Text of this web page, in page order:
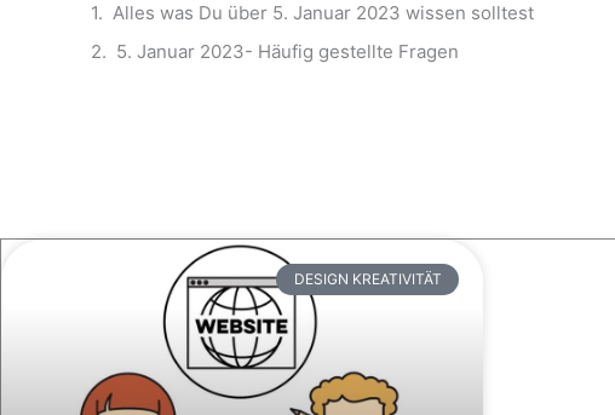
Alles was Du über 5. Januar 2023 wissen solltest
5. Januar 2023- Häufig gestellte Fragen
DESIGN KREATIVITÄT